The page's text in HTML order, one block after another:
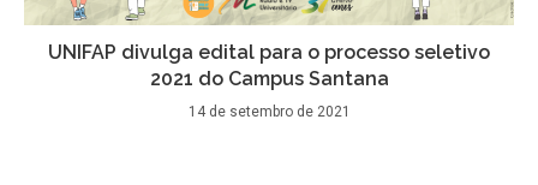
UNIFAP divulga edital para o processo seletivo
2021 do Campus Santana
14 de setembro de 2021